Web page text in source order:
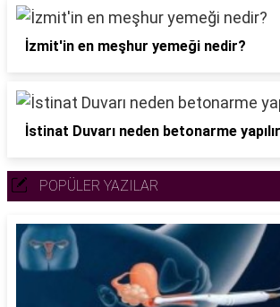
İzmit'in en meşhur yemeği nedir?
İstinat Duvarı neden betonarme
POPÜLER YAZILAR